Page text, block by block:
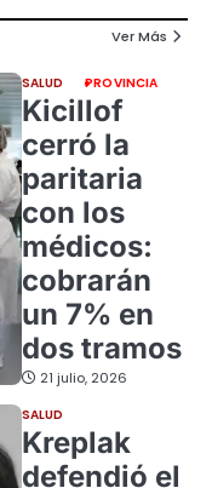
Ver Más
SALUD PROVINCIA
Kicillof
cerró la
paritaria
con los
médicos:
cobrarán
un 7% en
dos tramos
21 julio, 2026
SALUD
Kreplak
defendió el